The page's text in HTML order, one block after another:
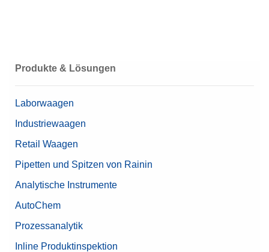
Nennwert
Produkte & Lösungen
Laborwaagen
Industriewaagen
Retail Waagen
Pipetten und Spitzen von Rainin
Analytische Instrumente
AutoChem
Prozessanalytik
Inline Produktinspektion